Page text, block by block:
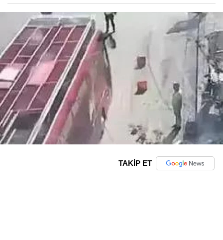
TAKİP ET